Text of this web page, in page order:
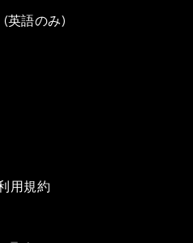
(英語のみ)
用規約